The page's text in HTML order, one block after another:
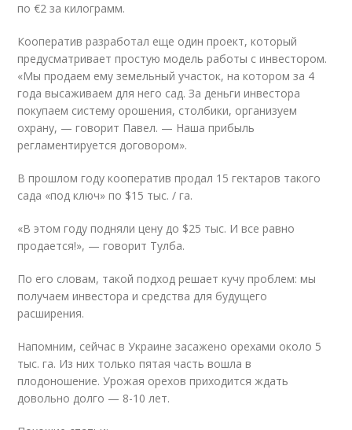
по €2 за килограмм.
Кооператив разработал еще один проект, который
предусматривает простую модель работы с инвестором.
«Мы продаем ему земельный участок, на котором за 4
года высаживаем для него сад. За деньги инвестора
покупаем систему орошения, столбики, организуем
охрану, — говорит Павел. — Наша прибыль
регламентируется договором».
В прошлом году кооператив продал 15 гектаров такого
сада «под ключ» по $15 тыс. / га.
«В этом году подняли цену до $25 тыс. И все равно
продается!», — говорит Тулба.
По его словам, такой подход решает кучу проблем: мы
получаем инвестора и средства для будущего
расширения.
Напомним, сейчас в Украине засажено орехами около 5
тыс. га. Из них только пятая часть вошла в
плодоношение. Урожая орехов приходится ждать
довольно долго — 8-10 лет.